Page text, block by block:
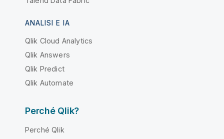
ANALISI E IA
Qlik Cloud Analytics
Qlik Answers
Qlik Predict
Qlik Automate
Perché Qlik?
Perché Qlik